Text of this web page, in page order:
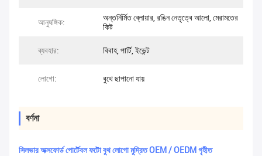
আনুষঙ্গিক:
অন্তর্নির্মিত ব্লোয়ার, রঙিন নেতৃত্বে আলো, মেরামতের
কিট
ব্যবহার: বিবাহ, পার্টি, ইভেন্ট
লোগো: বুথে ছাপানো যায়
বর্ণনা
সিলভার অক্সফোর্ড পোর্টেবল ফটো বুথ লোগো মুদ্রিত OEM / OEDM গৃহীত